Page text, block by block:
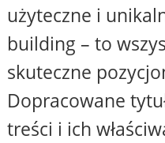
użyteczne i
building – to
skuteczne
Dopracowane
treści i ich